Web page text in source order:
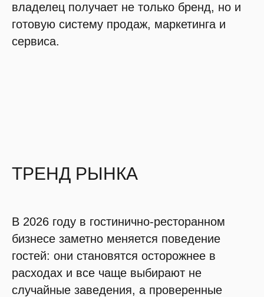
владелец получает не только бренд, но и
готовую систему продаж, маркетинга и
сервиса.
ТРЕНД РЫНКА
В 2026 году в гостинично-ресторанном
бизнесе заметно меняется поведение
гостей: они становятся осторожнее в
расходах и все чаще выбирают не
случайные заведения, а проверенные